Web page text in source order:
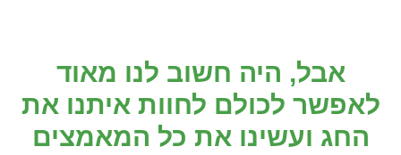
אבל, היה חשוב לנו מאוד
לאפשר לכולם לחוות איתנו את
החג ועשינו את כל המאמצים